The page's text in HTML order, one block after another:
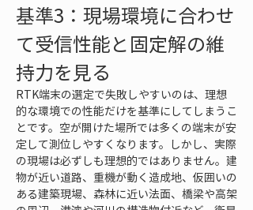
基準3：現場環境に合わせ
て受信性能と固定解の維
持力を見る
RTK端末の選定で失敗しやすいのは、理想
的な環境での性能だけを基準にしてしまうこ
とです。空が開けた場所では多くの端末が安
定して測位しやすくなります。しかし、実際
の現場は必ずしも理想的ではありません。建
物が近い道路、重機が動く造成地、仮囲いの
ある建築現場、森林に近い法面、橋梁や高架